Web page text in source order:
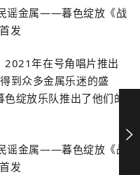
年在号角唱片推出
到众多金属乐迷的盛
绽放乐队推出了他们的